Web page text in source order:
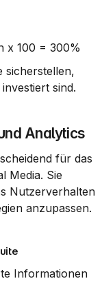
x 100 = 300%
sicherstellen,
sind.
Analytics
für das
Media. Sie
Nutzerverhalten
anzupassen.
Informationen